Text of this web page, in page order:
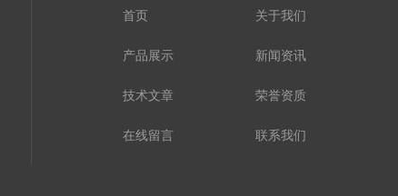
首页 关于我们
产品展示 新闻资讯
技术文章 荣誉资质
在线留言 联系我们